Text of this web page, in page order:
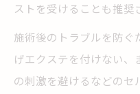
ストを受けることも推奨
施術後のトラブルを防ぐ
げエクステを付けない
の刺激を避けるなどのセ